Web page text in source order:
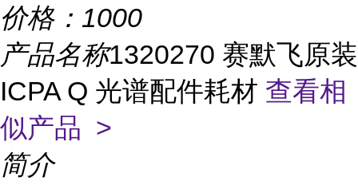
价格： 1000
产品名称1320270 赛默飞原装
ICPA Q 光谱配件耗材 查看相
似产品 >
简介